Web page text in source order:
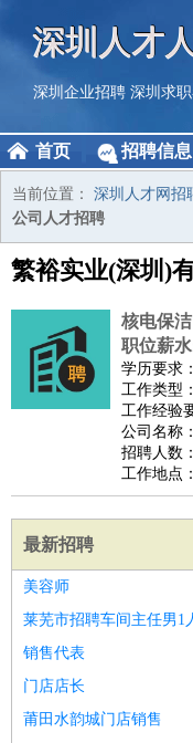
深圳人才
深圳企业招聘 深圳求
首页 招聘信息
当前位置： 深圳人才网招
公司人才招聘
繁裕实业(深圳)
核电保洁
职位薪水
学历要求
工作类型
工作经验
公司名称
招聘人数
工作地点
最新招聘
美容师
莱芜市招聘车间主任男1
销售代表
门店店长
莆田水韵城门店销售